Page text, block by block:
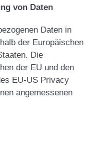
von Daten
Daten in
der Europäischen
Die
der EU und den
EU-US Privacy
angemessenen